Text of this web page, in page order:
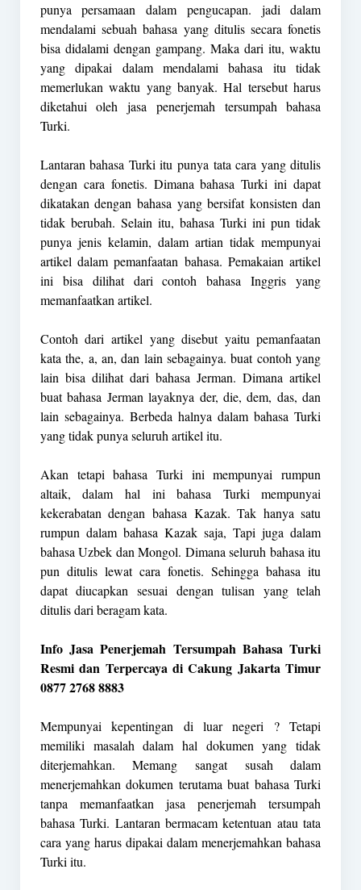
punya persamaan dalam pengucapan. jadi dalam
mendalami sebuah bahasa yang ditulis secara fonetis
bisa didalami dengan gampang. Maka dari itu, waktu
yang dipakai dalam mendalami bahasa itu tidak
memerlukan waktu yang banyak. Hal tersebut harus
diketahui oleh jasa penerjemah tersumpah bahasa
Turki.
Lantaran bahasa Turki itu punya tata cara yang ditulis
dengan cara fonetis. Dimana bahasa Turki ini dapat
dikatakan dengan bahasa yang bersifat konsisten dan
tidak berubah. Selain itu, bahasa Turki ini pun tidak
punya jenis kelamin, dalam artian tidak mempunyai
artikel dalam pemanfaatan bahasa. Pemakaian artikel
ini bisa dilihat dari contoh bahasa Inggris yang
memanfaatkan artikel.
Contoh dari artikel yang disebut yaitu pemanfaatan
kata the, a, an, dan lain sebagainya. buat contoh yang
lain bisa dilihat dari bahasa Jerman. Dimana artikel
buat bahasa Jerman layaknya der, die, dem, das, dan
lain sebagainya. Berbeda halnya dalam bahasa Turki
yang tidak punya seluruh artikel itu.
Akan tetapi bahasa Turki ini mempunyai rumpun
altaik, dalam hal ini bahasa Turki mempunyai
kekerabatan dengan bahasa Kazak. Tak hanya satu
rumpun dalam bahasa Kazak saja, Tapi juga dalam
bahasa Uzbek dan Mongol. Dimana seluruh bahasa itu
pun ditulis lewat cara fonetis. Sehingga bahasa itu
dapat diucapkan sesuai dengan tulisan yang telah
ditulis dari beragam kata.
Info Jasa Penerjemah Tersumpah Bahasa Turki
Resmi dan Terpercaya di Cakung Jakarta Timur
0877 2768 8883
Mempunyai kepentingan di luar negeri ? Tetapi
memiliki masalah dalam hal dokumen yang tidak
diterjemahkan. Memang sangat susah dalam
menerjemahkan dokumen terutama buat bahasa Turki
tanpa memanfaatkan jasa penerjemah tersumpah
bahasa Turki. Lantaran bermacam ketentuan atau tata
cara yang harus dipakai dalam menerjemahkan bahasa
Turki itu.